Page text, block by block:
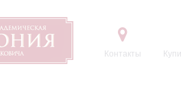
Контакты